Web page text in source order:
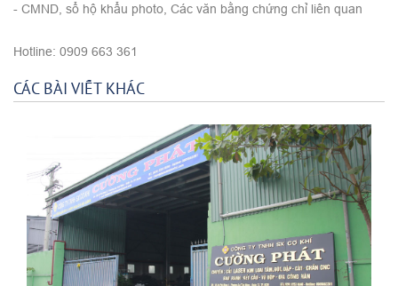
- CMND, sổ hộ khẩu photo, Các văn bằng chứng chỉ liên quan
Hotline: 0909 663 361
CÁC BÀI VIẾT KHÁC